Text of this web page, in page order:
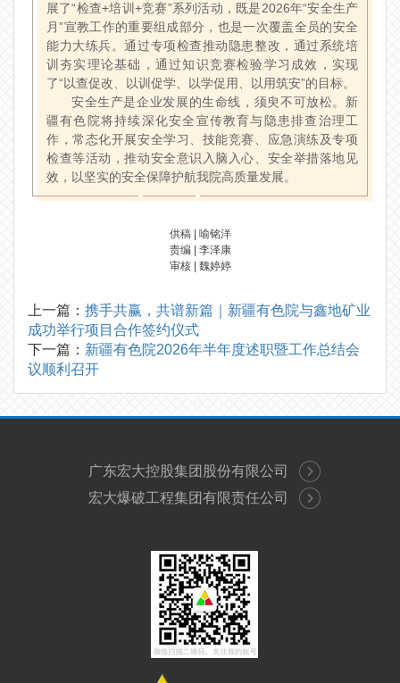
展了“检查+培训+竞赛”系列活动，既是2026年“安全生产
月”宣教工作的重要组成部分，也是一次覆盖全员的安全
能力大练兵。通过专项检查推动隐患整改，通过系统培
训夯实理论基础，通过知识竞赛检验学习成效，实现
了“以查促改、以训促学、以学促用、以用筑安”的目标。
安全生产是企业发展的生命线，须臾不可放松。新
疆有色院将持续深化安全宣传教育与隐患排查治理工
作，常态化开展安全学习、技能竞赛、应急演练及专项
检查等活动，推动安全意识入脑入心、安全举措落地见
效，以坚实的安全保障护航我院高质量发展。
供稿 | 喻铭洋
责编 | 李泽康
审核 | 魏婷婷
上一篇： 携手共赢，共谱新篇｜新疆有色院与鑫地矿业
成功举行项目合作签约仪式
下一篇： 新疆有色院2026年半年度述职暨工作总结会
议顺利召开
广东宏大控股集团股份有限公司
宏大爆破工程集团有限责任公司